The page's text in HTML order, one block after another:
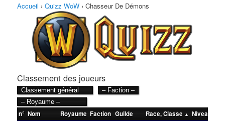
Accueil › Quizz WoW › Chasseur De Démons
Classement des joueurs
n° Nom Royaume Faction Guilde Race,Classe Niveau